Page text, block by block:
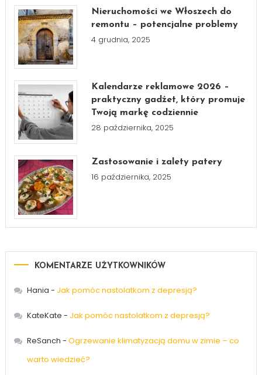
Nieruchomości we Włoszech do
remontu – potencjalne problemy
4 grudnia, 2025
Kalendarze reklamowe 2026 –
praktyczny gadżet, który promuje
Twoją markę codziennie
28 października, 2025
Zastosowanie i zalety patery
16 października, 2025
KOMENTARZE UŻYTKOWNIKÓW
Hania - Jak pomóc nastolatkom z depresją?
KateKate - Jak pomóc nastolatkom z depresją?
ReSanch - Ogrzewanie klimatyzacją domu w zimie – co
warto wiedzieć?